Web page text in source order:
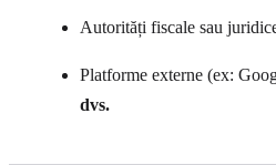
Autorități fiscale sau
Platforme externe (ex:
dvs.